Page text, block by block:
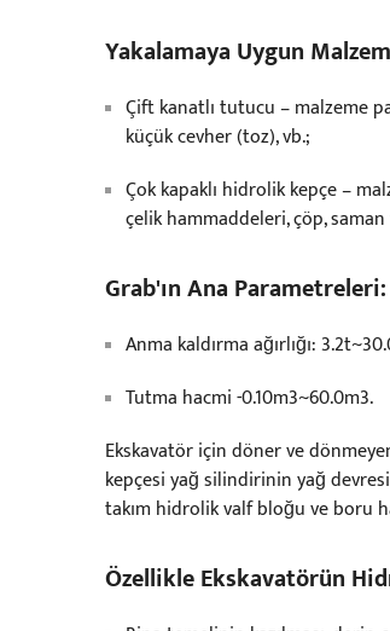
Yakalamaya Uygun
Çift kanatlı tutucu – malzeme
küçük cevher (toz), vb.;
Çok kapaklı hidrolik kepçe –
çelik hammaddeleri, çöp,
Grab'ın Ana Parametreleri:
Anma kaldırma ağırlığı:
Tutma hacmi -0.10m3~60.0m3.
Ekskavatör için döner ve
kepçesi yağ silindirinin yağ
takım hidrolik valf bloğu ve boru
Özellikle Ekskavatörün